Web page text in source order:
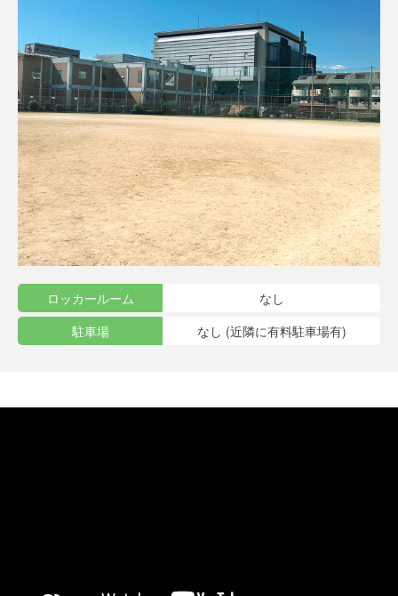
ロッカールーム
なし
駐車場
なし (近隣に有料駐車場有)